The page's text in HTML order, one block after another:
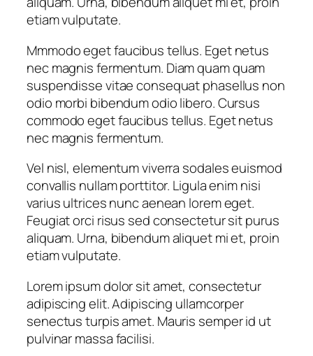
etiam vulputate.
Mmmodo eget faucibus tellus. Eget netus
nec magnis fermentum. Diam quam quam
suspendisse vitae consequat phasellus non
odio morbi bibendum odio libero. Cursus
commodo eget faucibus tellus. Eget netus
nec magnis fermentum.
Vel nisl, elementum viverra sodales euismod
convallis nullam porttitor. Ligula enim nisi
varius ultrices nunc aenean lorem eget.
Feugiat orci risus sed consectetur sit purus
aliquam. Urna, bibendum aliquet mi et, proin
etiam vulputate.
Lorem ipsum dolor sit amet, consectetur
adipiscing elit. Adipiscing ullamcorper
senectus turpis amet. Mauris semper id ut
pulvinar massa facilisi.